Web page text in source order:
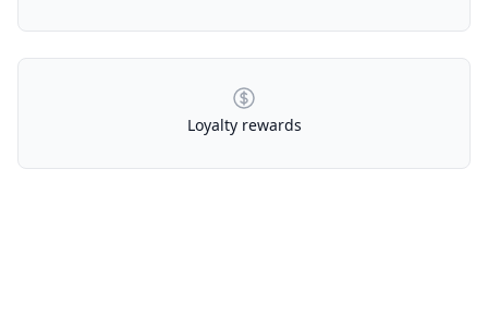
Loyalty rewards